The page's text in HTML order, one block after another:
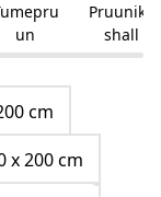
un
Pruunika
shall
cm
x 200 cm